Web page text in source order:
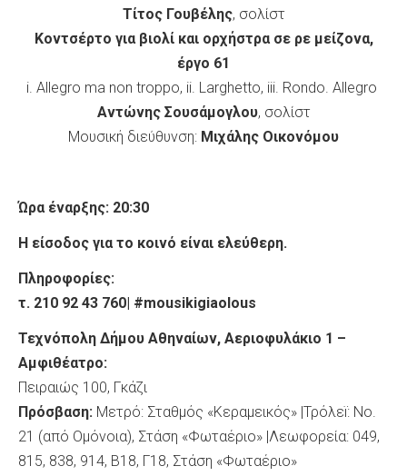
Τίτος Γουβέλης, σολίστ
Κοντσέρτο για βιολί και ορχήστρα σε ρε μείζονα,
έργο 61
i. Allegro ma non troppo, ii. Larghetto, iii. Rondo. Allegro
Αντώνης Σουσάμογλου, σολίστ
Μουσική διεύθυνση: Μιχάλης Οικονόμου
Ώρα έναρξης: 20:30
Η είσοδος για το κοινό είναι ελεύθερη.
Πληροφορίες:
τ. 210 92 43 760| #mousikigiaolous
Τεχνόπολη Δήμου Αθηναίων, Αεριοφυλάκιο 1 –
Αμφιθέατρο:
Πειραιώς 100, Γκάζι
Πρόσβαση: Μετρό: Σταθμός «Κεραμεικός» |Τρόλεï: No.
21 (από Ομόνοια), Στάση «Φωταέριο» |Λεωφορεία: 049,
815, 838, 914, Β18, Γ18, Στάση «Φωταέριο»